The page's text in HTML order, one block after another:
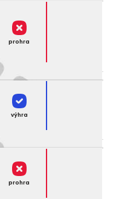
prohra
výhra
prohra